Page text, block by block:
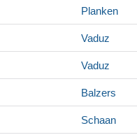
Planken
Vaduz
Vaduz
Balzers
Schaan